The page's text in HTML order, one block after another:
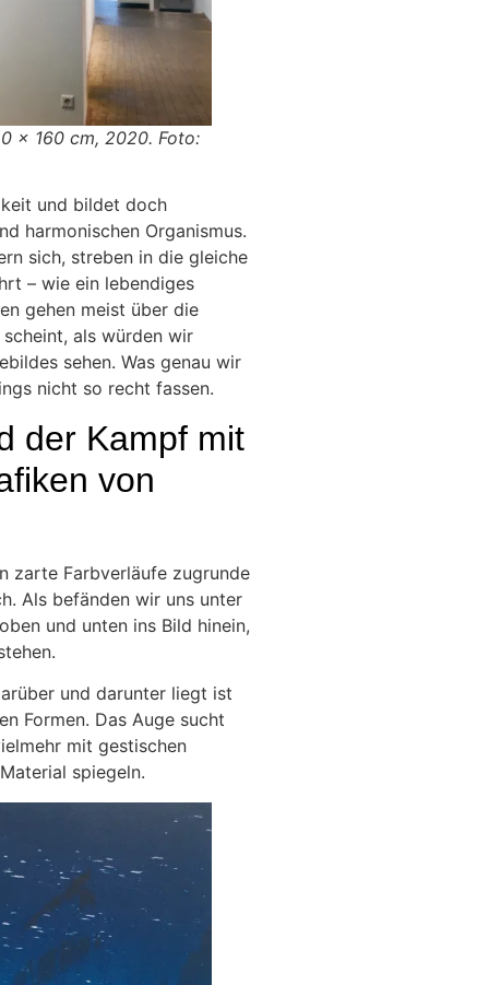
x 160 cm, 2020. Foto:
und bildet doch
harmonischen Organismus.
sich, streben in die gleiche
– wie ein lebendiges
gehen meist über die
als würden wir
sehen. Was genau wir
nicht so recht fassen.
der Kampf mit
von
zarte Farbverläufe zugrunde
Als befänden wir uns unter
und unten ins Bild hinein,
und darunter liegt ist
Formen. Das Auge sucht
mit gestischen
spiegeln.